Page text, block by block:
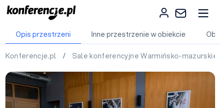
Opis przestrzeni Inne przestrzenie w obiekcie
Konferencje.pl / Sale konferencyjne Warmińsko-mazurskie